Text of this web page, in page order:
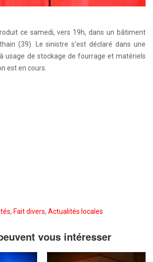
ce samedi, vers 19h, dans un bâtiment
(39). Le sinistre s’est déclaré dans une
usage de stockage de fourrage et matériels
est en cours.
, Fait divers, Actualités locales
vous intéresser